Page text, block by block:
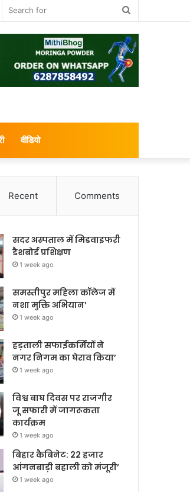
वीडियो
Recent Comments
सदर अस्पताल में मिडवाइफरी
डैशबोर्ड प्रशिक्षण
1 week ago
समस्तीपुर महिला कॉलेज में
नशा मुक्ति अभियान’
1 week ago
हड़ताली सफाईकर्मियों ने
नगर निगम का घेराव किया’
1 week ago
विश्व बाघ दिवस पर राजगीर
जू सफारी में जागरूकता
कार्यक्रम
1 week ago
बिहार कैबिनेट: 22 हजार
आंगनबाड़ी बहाली को मंजूरी’
1 week ago